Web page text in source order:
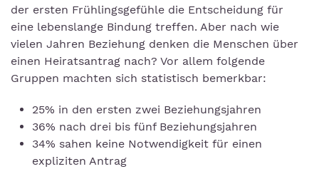
der ersten Frühlingsgefühle die Entscheidung für
eine lebenslange Bindung treffen. Aber nach wie
vielen Jahren Beziehung denken die Menschen über
einen Heiratsantrag nach? Vor allem folgende
Gruppen machten sich statistisch bemerkbar:
25% in den ersten zwei Beziehungsjahren
36% nach drei bis fünf Beziehungsjahren
34% sahen keine Notwendigkeit für einen
expliziten Antrag